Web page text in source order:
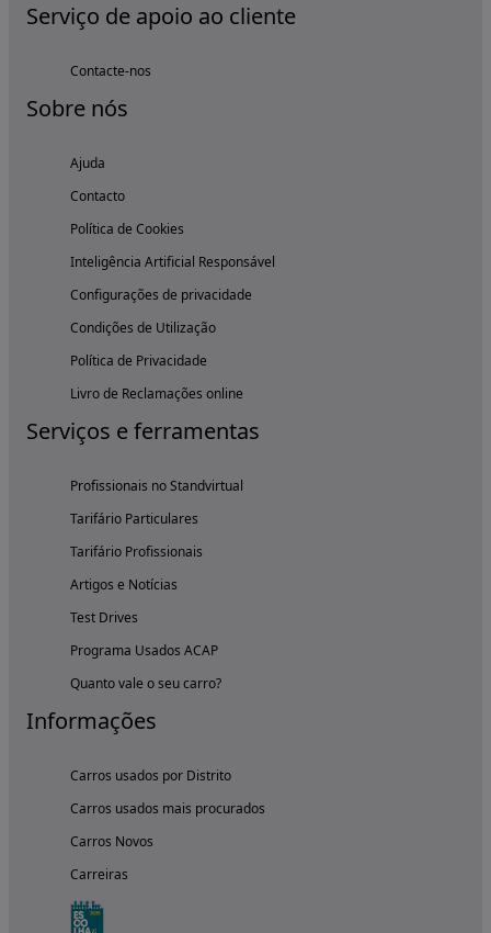
Serviço de apoio ao cliente
Contacte-nos
Sobre nós
Ajuda
Contacto
Política de Cookies
Inteligência Artificial Responsável
Configurações de privacidade
Condições de Utilização
Política de Privacidade
Livro de Reclamações online
Serviços e ferramentas
Profissionais no Standvirtual
Tarifário Particulares
Tarifário Profissionais
Artigos e Notícias
Test Drives
Programa Usados ACAP
Quanto vale o seu carro?
Informações
Carros usados por Distrito
Carros usados mais procurados
Carros Novos
Carreiras